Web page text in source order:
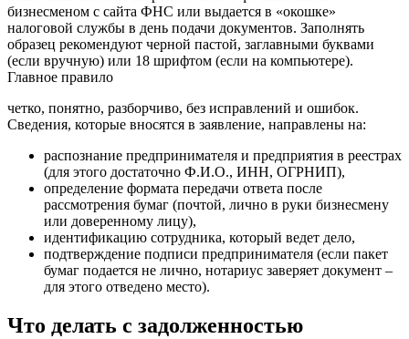
бизнесменом с сайта ФНС или выдается в «окошке»
налоговой службы в день подачи документов. Заполнять
образец рекомендуют черной пастой, заглавными буквами
(если вручную) или 18 шрифтом (если на компьютере).
Главное правило
четко, понятно, разборчиво, без исправлений и ошибок.
Сведения, которые вносятся в заявление, направлены на:
распознание предпринимателя и предприятия в реестрах
(для этого достаточно Ф.И.О., ИНН, ОГРНИП),
определение формата передачи ответа после
рассмотрения бумаг (почтой, лично в руки бизнесмену
или доверенному лицу),
идентификацию сотрудника, который ведет дело,
подтверждение подписи предпринимателя (если пакет
бумаг подается не лично, нотариус заверяет документ –
для этого отведено место).
Что делать с задолженностью